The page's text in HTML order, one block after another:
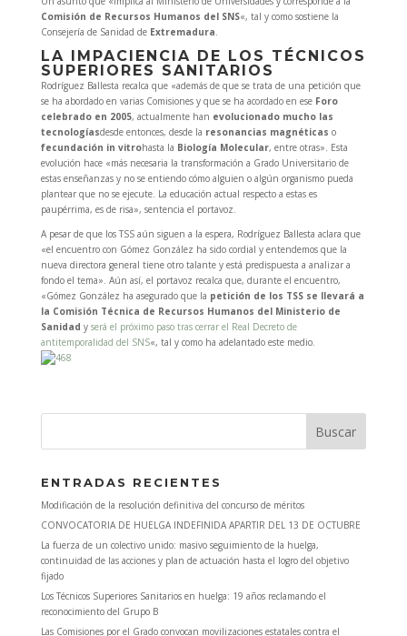
Comisión de Recursos Humanos del SNS«, tal y como sostiene la
Consejería de Sanidad de Extremadura
LA IMPACIENCIA DE LOS TÉCNICOS
SUPERIORES SANITARIOS
Rodríguez Ballesta recalca que «además de que se trata de una petición que
se ha abordado en varias Comisiones y que se ha acordado en ese Foro
celebrado en 2005, actualmente han evolucionado mucho las
tecnologíasdesde entonces, desde la resonancias magnéticas o
fecundación in vitrohasta la Biología Molecular, entre otras». Esta
evolución hace «más necesaria la transformación a Grado Universitario de
estas enseñanzas y no se entiendo cómo alguien o algún organismo pueda
plantear que no se ejecute. La educación actual respecto a estas es
paupérrima, es de risa», sentencia el portavoz.
A pesar de que los TSS aún siguen a la espera, Rodríguez Ballesta aclara que
«el encuentro con Gómez González ha sido cordial y entendemos que la
nueva directora general tiene otro talante y está predispuesta a analizar a
fondo el tema». Aún así, el portavoz recalca que, durante el encuentro,
«Gómez González ha asegurado que la petición de los TSS se llevará a
la Comisión Técnica de Recursos Humanos del Ministerio de
Sanidad y será el próximo paso tras cerrar el Real Decreto de
antitemporalidad del SNS«, tal y como ha adelantado este medio.
ENTRADAS RECIENTES
Modificación de la resolución definitiva del concurso de méritos
CONVOCATORIA DE HUELGA INDEFINIDA APARTIR DEL 13 DE OCTUBRE
La fuerza de un colectivo unido: masivo seguimiento de la huelga,
continuidad de las acciones y plan de actuación hasta el logro del objetivo
fijado
Los Técnicos Superiores Sanitarios en huelga: 19 años reclamando el
reconocimiento del Grupo B
Las Comisiones por el Grado convocan movilizaciones estatales contra el